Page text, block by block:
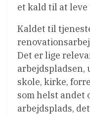
et kald til at
Kaldet til
Det er lige
arbejdspladsen,
skole, kirke,
som helst andet
arbejdsplads,